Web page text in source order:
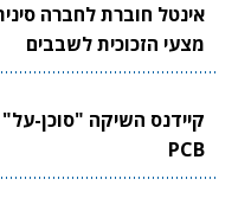
אינטל חוברת לחברה
מצעי הזכוכית לשבבים
קיידנס השיקה "סוכן-
PCB